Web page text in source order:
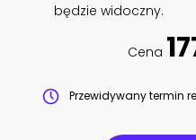
będzie widoczny.
Cena
Przewidywany termin